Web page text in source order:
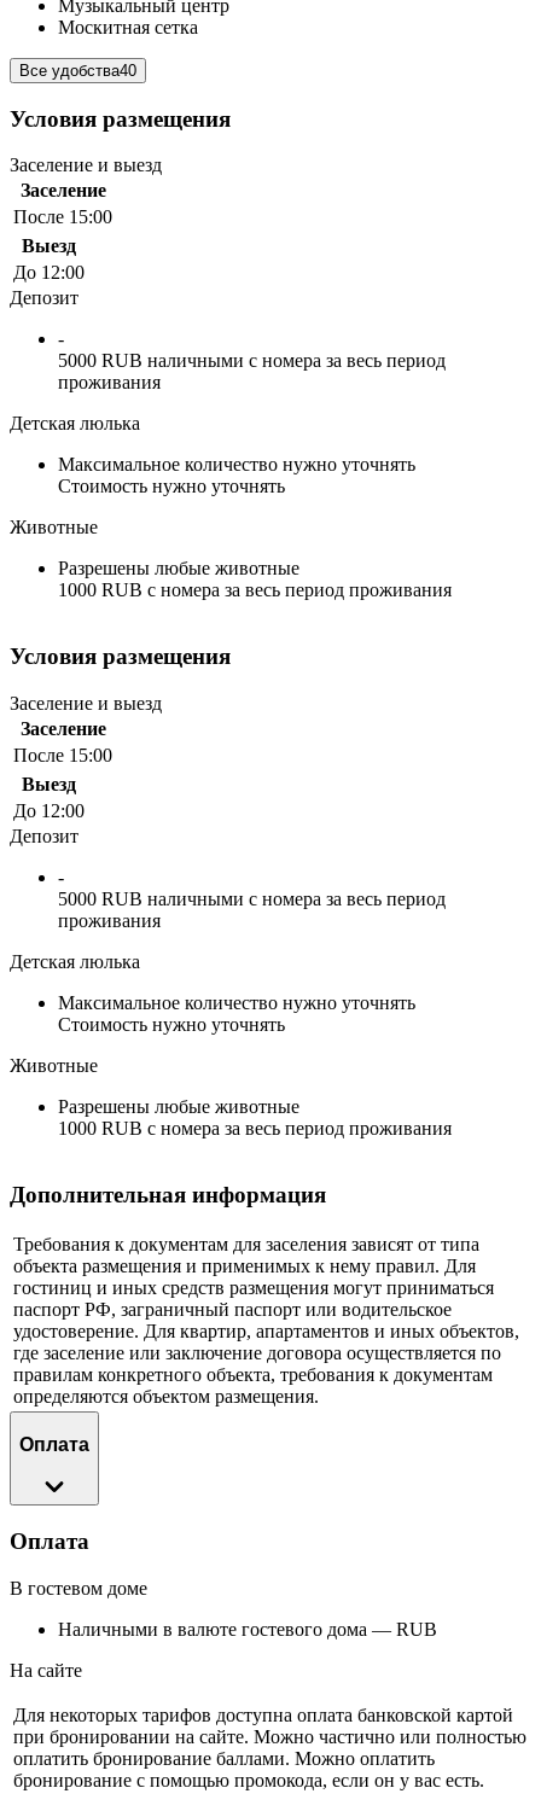
Музыкальный центр
Москитная сетка
Все удобства40
Условия размещения
Заселение и выезд
Заселение
После 15:00
Выезд
До 12:00
Депозит
-
5000 RUB наличными с номера за весь период
проживания
Детская люлька
Максимальное количество нужно уточнять
Стоимость нужно уточнять
Животные
Разрешены любые животные
1000 RUB с номера за весь период проживания
Условия размещения
Заселение и выезд
Заселение
После 15:00
Выезд
До 12:00
Депозит
-
5000 RUB наличными с номера за весь период
проживания
Детская люлька
Максимальное количество нужно уточнять
Стоимость нужно уточнять
Животные
Разрешены любые животные
1000 RUB с номера за весь период проживания
Дополнительная информация
Требования к документам для заселения зависят от типа
объекта размещения и применимых к нему правил. Для
гостиниц и иных средств размещения могут приниматься
паспорт РФ, заграничный паспорт или водительское
удостоверение. Для квартир, апартаментов и иных объектов,
где заселение или заключение договора осуществляется по
правилам конкретного объекта, требования к документам
определяются объектом размещения.
Оплата
Оплата
В гостевом доме
Наличными в валюте гостевого дома — RUB
На сайте
Для некоторых тарифов доступна оплата банковской картой
при бронировании на сайте. Можно частично или полностью
оплатить бронирование баллами. Можно оплатить
бронирование с помощью промокода, если он у вас есть.